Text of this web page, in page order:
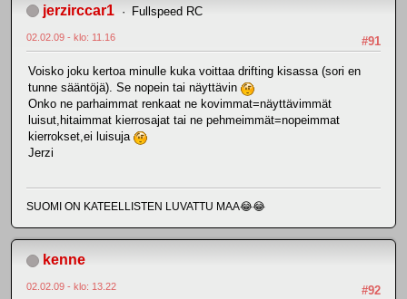
jerzirccar1 Fullspeed RC
#91
02.02.09 - klo: 11.16
Voisko joku kertoa minulle kuka voittaa drifting kisassa (sori en
tunne sääntöjä). Se nopein tai näyttävin
Onko ne parhaimmat renkaat ne kovimmat=näyttävimmät
luisut,hitaimmat kierrosajat tai ne pehmeimmät=nopeimmat
kierrokset,ei luisuja
Jerzi
SUOMI ON KATEELLISTEN LUVATTU MAA😂😂
kenne
#92
02.02.09 - klo: 13.22